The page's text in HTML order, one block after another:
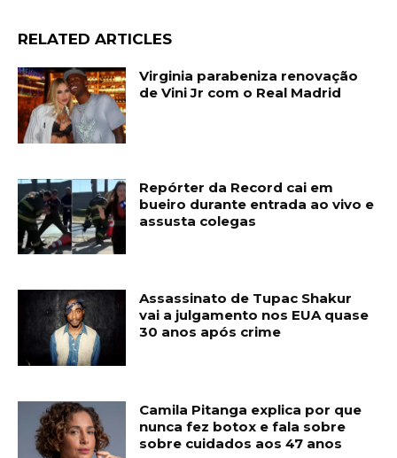
RELATED ARTICLES
Virginia parabeniza renovação
de Vini Jr com o Real Madrid
Repórter da Record cai em
bueiro durante entrada ao vivo e
assusta colegas
Assassinato de Tupac Shakur
vai a julgamento nos EUA quase
30 anos após crime
Camila Pitanga explica por que
nunca fez botox e fala sobre
sobre cuidados aos 47 anos